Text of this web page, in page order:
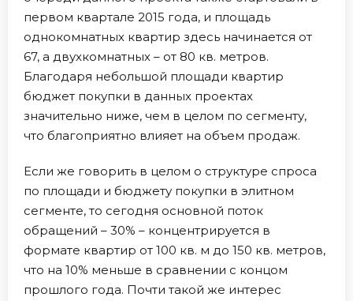
первом квартале 2015 года, и площадь
однокомнатных квартир здесь начинается от
67, а двухкомнатных – от 80 кв. метров.
Благодаря небольшой площади квартир
бюджет покупки в данных проектах
значительно ниже, чем в целом по сегменту,
что благоприятно влияет на объем продаж.
Если же говорить в целом о структуре спроса
по площади и бюджету покупки в элитном
сегменте, то сегодня основной поток
обращений – 30% – концентрируется в
формате квартир от 100 кв. м до 150 кв. метров,
что на 10% меньше в сравнении с концом
прошлого года. Почти такой же интерес